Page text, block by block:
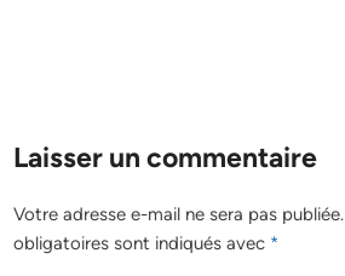
Laisser un commentaire
Votre adresse e-mail ne sera pas publiée.
obligatoires sont indiqués avec *